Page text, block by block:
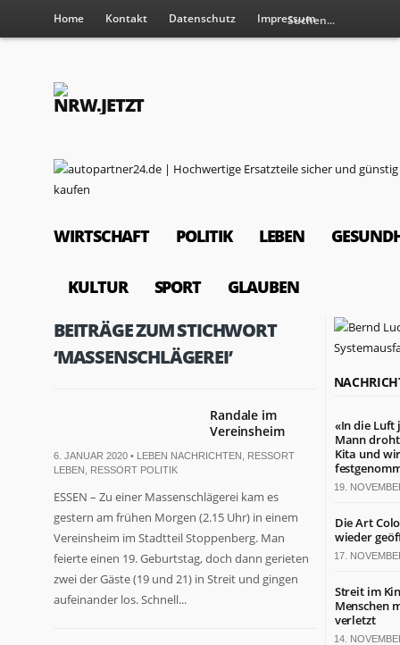
Home Kontakt Datenschutz Impressum
WIRTSCHAFT POLITIK LEBEN
KULTUR SPORT GLAUBEN
BEITRÄGE ZUM STICHWORT
‘MASSENSCHLÄGEREI’
Randale im
Vereinsheim
6. JANUAR 2020 • LEBEN NACHRICHTEN
RESSORT
LEBEN
RESSORT POLITIK
ESSEN – Zu einer Massenschlägerei kam es
gestern am frühen Morgen (2.15 Uhr) in einem
Vereinsheim im Stadtteil Stoppenberg. Man
feierte einen 19. Geburtstag, doch dann gerieten
zwei der Gäste (19 und 21) in Streit und gingen
aufeinander los. Schnell...
«In die Luft
Mann
Kita und
19.
Die Art
wieder
17.
Streit im
Menschen
verletzt
14.